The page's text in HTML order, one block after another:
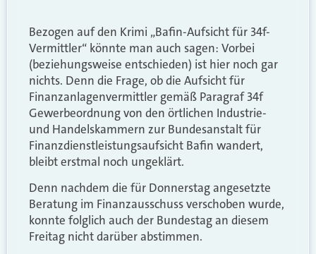
Bezogen auf den Krimi „Bafin-Aufsicht für 34f-
Vermittler“ könnte man auch sagen: Vorbei
(beziehungsweise entschieden) ist hier noch gar
nichts. Denn die Frage, ob die Aufsicht für
Finanzanlagenvermittler gemäß Paragraf 34f
Gewerbeordnung von den örtlichen Industrie-
und Handelskammern zur Bundesanstalt für
Finanzdienstleistungsaufsicht Bafin wandert,
bleibt erstmal noch ungeklärt.
Denn nachdem die für Donnerstag angesetzte
Beratung im Finanzausschuss verschoben wurde,
konnte folglich auch der Bundestag an diesem
Freitag nicht darüber abstimmen.